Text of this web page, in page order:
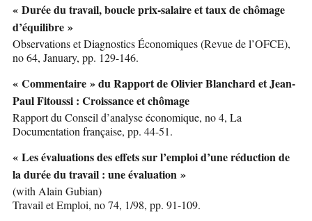
« Durée du travail, boucle prix-salaire et taux de chômage
d’équilibre »
Observations et Diagnostics Économiques (Revue de l’OFCE),
no 64, January, pp. 129-146.
« Commentaire » du Rapport de Olivier Blanchard et Jean-
Paul Fitoussi : Croissance et chômage
Rapport du Conseil d’analyse économique, no 4, La
Documentation française, pp. 44-51.
« Les évaluations des effets sur l’emploi d’une réduction de
la durée du travail : une évaluation »
(with Alain Gubian)
Travail et Emploi, no 74, 1/98, pp. 91-109.